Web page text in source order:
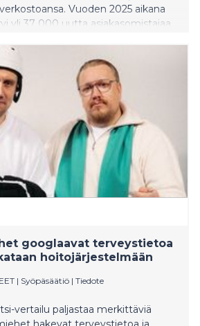
Vuoden 2025 aikana
yli 37 000 uutta asiakasomistajaa.
aikana yli 97 miljoonaa
vuodesta kiittääkseen HOK-
euroa henkilöstönsä
googlaavat terveystietoa
hoitojärjestelmään
| Syöpäsäätiö | Tiedote
vertailu paljastaa merkittäviä